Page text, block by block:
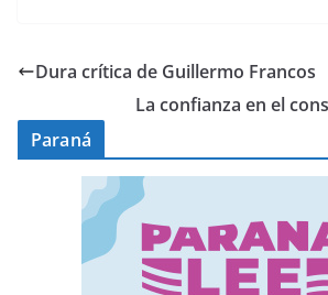
Dura crítica de Guillermo Francos
La confianza en el
Paraná